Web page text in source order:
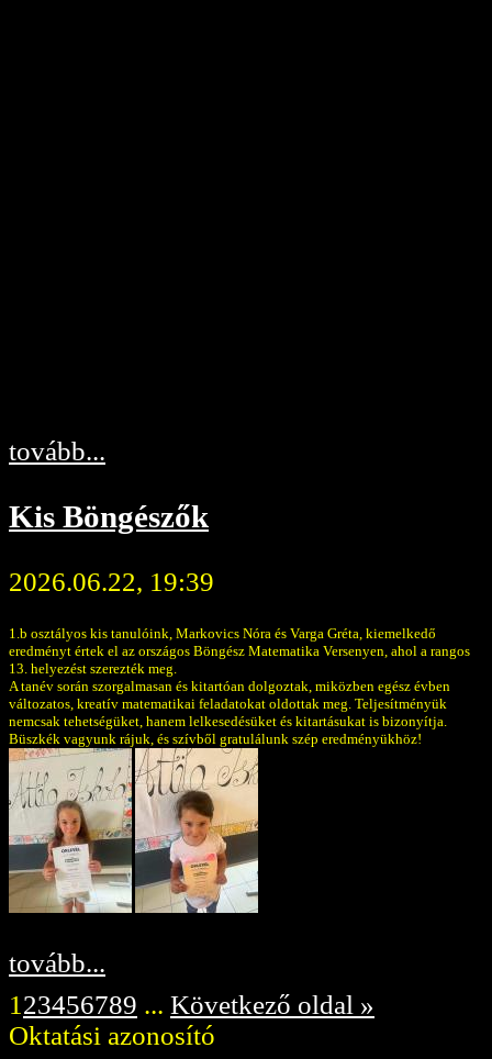
tovább...
Kis Böngészők
2026.06.22, 19:39
1.b osztályos kis tanulóink, Markovics Nóra és Varga Gréta, kiemelkedő
eredményt értek el az országos Böngész Matematika Versenyen, ahol a rangos
13. helyezést szerezték meg.
A tanév során szorgalmasan és kitartóan dolgoztak, miközben egész évben
változatos, kreatív matematikai feladatokat oldottak meg. Teljesítményük
nemcsak tehetségüket, hanem lelkesedésüket és kitartásukat is bizonyítja.
Büszkék vagyunk rájuk, és szívből gratulálunk szép eredményükhöz!
tovább...
1 23456789 ... Következő oldal »
Oktatási azonosító